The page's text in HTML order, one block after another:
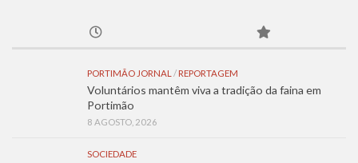
PORTIMÃO JORNAL / REPORTAGEM
Voluntários mantêm viva a tradição da faina em
Portimão
8 AGOSTO, 2026
SOCIEDADE